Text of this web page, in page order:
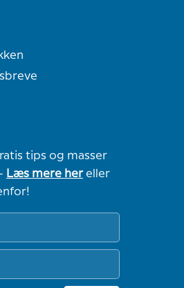
tips og masser
Læs mere hereller